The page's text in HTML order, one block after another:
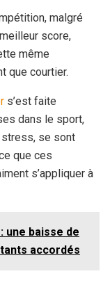
malgré
score,
même
que courtier.
s’est faite
dans le sport,
se sont
que ces
s’appliquer à
une baisse de
accordés